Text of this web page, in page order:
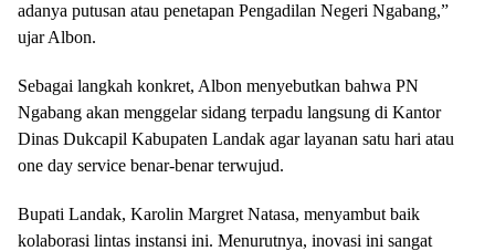
adanya putusan atau penetapan Pengadilan Negeri Ngabang,”
ujar Albon.
Sebagai langkah konkret, Albon menyebutkan bahwa PN
Ngabang akan menggelar sidang terpadu langsung di Kantor
Dinas Dukcapil Kabupaten Landak agar layanan satu hari atau
one day service benar-benar terwujud.
Bupati Landak, Karolin Margret Natasa, menyambut baik
kolaborasi lintas instansi ini. Menurutnya, inovasi ini sangat